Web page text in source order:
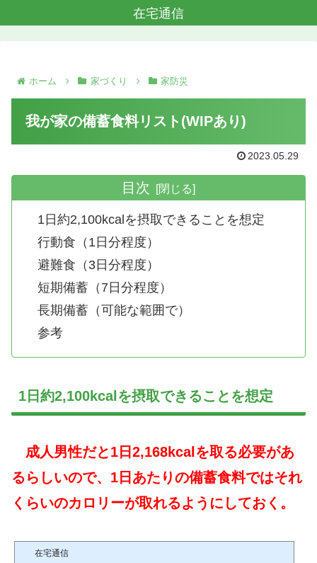
在宅通信
ホーム 家づくり 家防災
我が家の備蓄食料リスト(WIPあり)
2023.05.29
目次
1日約2,100kcalを摂取できることを想定
行動食（1日分程度）
避難食（3日分程度）
短期備蓄（7日分程度）
長期備蓄（可能な範囲で）
参考
1日約2,100kcalを摂取できることを想定
成人男性だと1日2,168kcalを取る必要があ
るらしいので、1日あたりの備蓄食料ではそれ
くらいのカロリーが取れるようにしておく。
在宅通信